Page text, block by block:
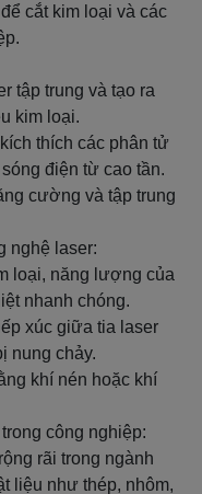
cắt kim loại và các
tập trung và tạo ra
kim loại.
thích các phân tử
điện từ cao tần.
cường và tập trung
nghệ laser:
loại, năng lượng của
nhanh chóng.
xúc giữa tia laser
nung chảy.
khí nén hoặc khí
công nghiệp:
rãi trong ngành
liệu như thép, nhôm,